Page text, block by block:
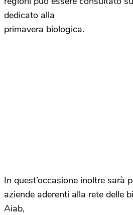
dedicato alla
primavera biologica.
In quest’occasione inoltre sarà
aziende aderenti alla rete delle
Aiab,